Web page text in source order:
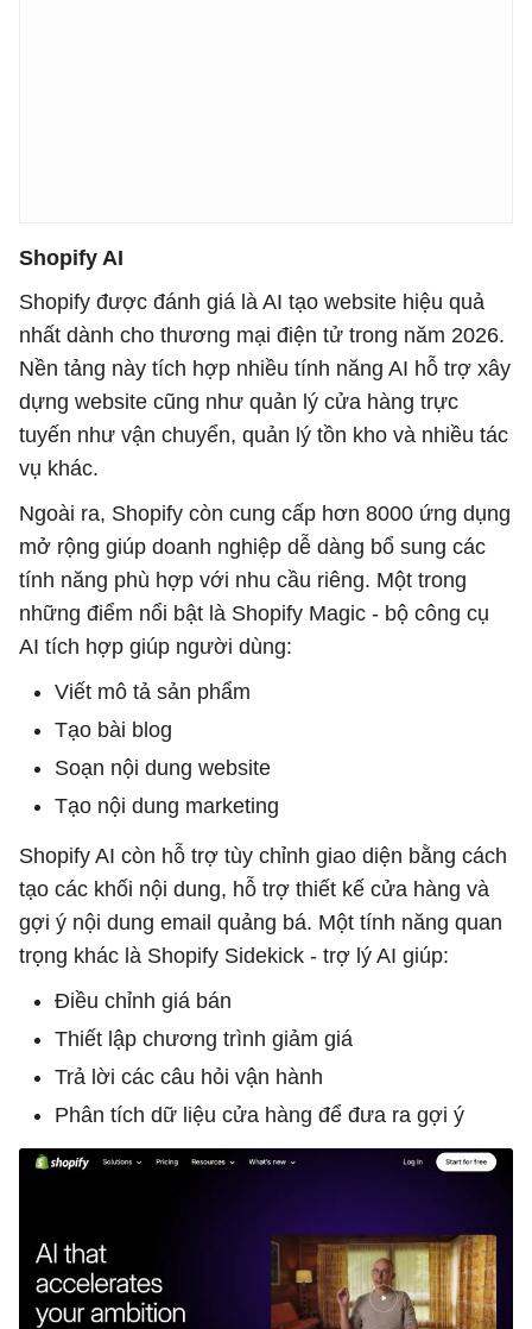
Shopify AI
Shopify được đánh giá là AI tạo website hiệu quả
nhất dành cho thương mại điện tử trong năm 2026.
Nền tảng này tích hợp nhiều tính năng AI hỗ trợ xây
dựng website cũng như quản lý cửa hàng trực
tuyến như vận chuyển, quản lý tồn kho và nhiều tác
vụ khác.
Ngoài ra, Shopify còn cung cấp hơn 8000 ứng dụng
mở rộng giúp doanh nghiệp dễ dàng bổ sung các
tính năng phù hợp với nhu cầu riêng. Một trong
những điểm nổi bật là Shopify Magic - bộ công cụ
AI tích hợp giúp người dùng:
Viết mô tả sản phẩm
Tạo bài blog
Soạn nội dung website
Tạo nội dung marketing
Shopify AI còn hỗ trợ tùy chỉnh giao diện bằng cách
tạo các khối nội dung, hỗ trợ thiết kế cửa hàng và
gợi ý nội dung email quảng bá. Một tính năng quan
trọng khác là Shopify Sidekick - trợ lý AI giúp:
Điều chỉnh giá bán
Thiết lập chương trình giảm giá
Trả lời các câu hỏi vận hành
Phân tích dữ liệu cửa hàng để đưa ra gợi ý